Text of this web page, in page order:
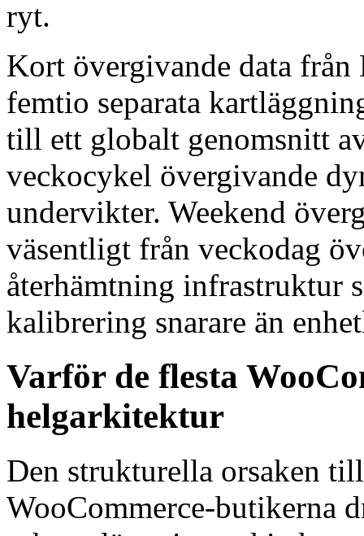
ryt.
Kort övergivande data
femtio separata
till ett globalt genomsnitt
veckocykel övergivande
undervikter. Weekend
väsentligt från veckodag
återhämtning infrastruktur
kalibrering snarare än
Varför de flesta
helgarkitektur
Den strukturella orsaken
WooCommerce-butikerna